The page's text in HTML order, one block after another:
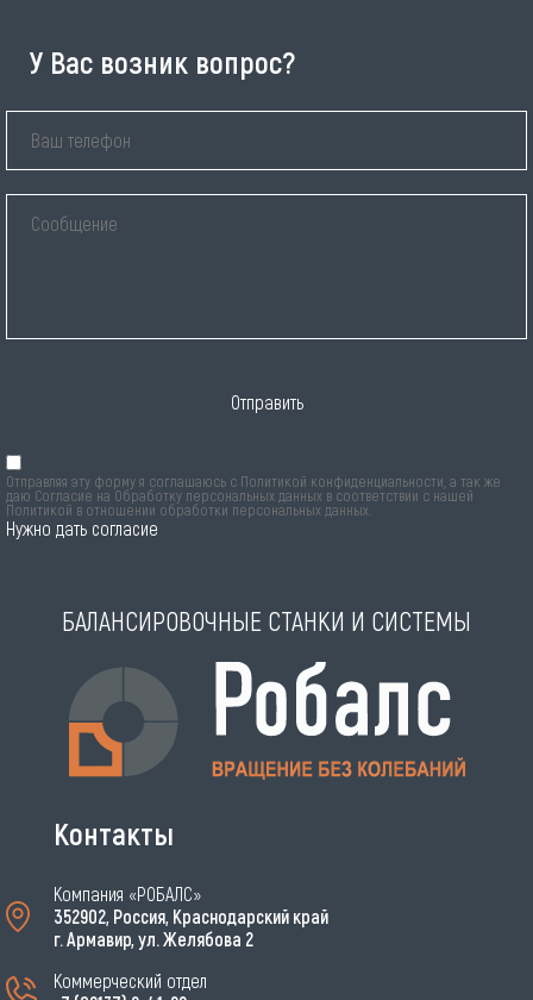
У Вас возник вопрос?
Отправить
Отправляя эту форму я соглашаюсь с Политикой конфиденциальности , а так же
даю Согласие на Обработку персональных данных в соответствии с нашей
Политикой в отношении обработки персональных данных
Нужно дать согласие
БАЛАНСИРОВОЧНЫЕ СТАНКИ И СИСТЕМЫ
Контакты
Компания «РОБАЛС»
352902, Россия, Краснодарский край
г. Армавир, ул. Желябова 2
Коммерческий отдел